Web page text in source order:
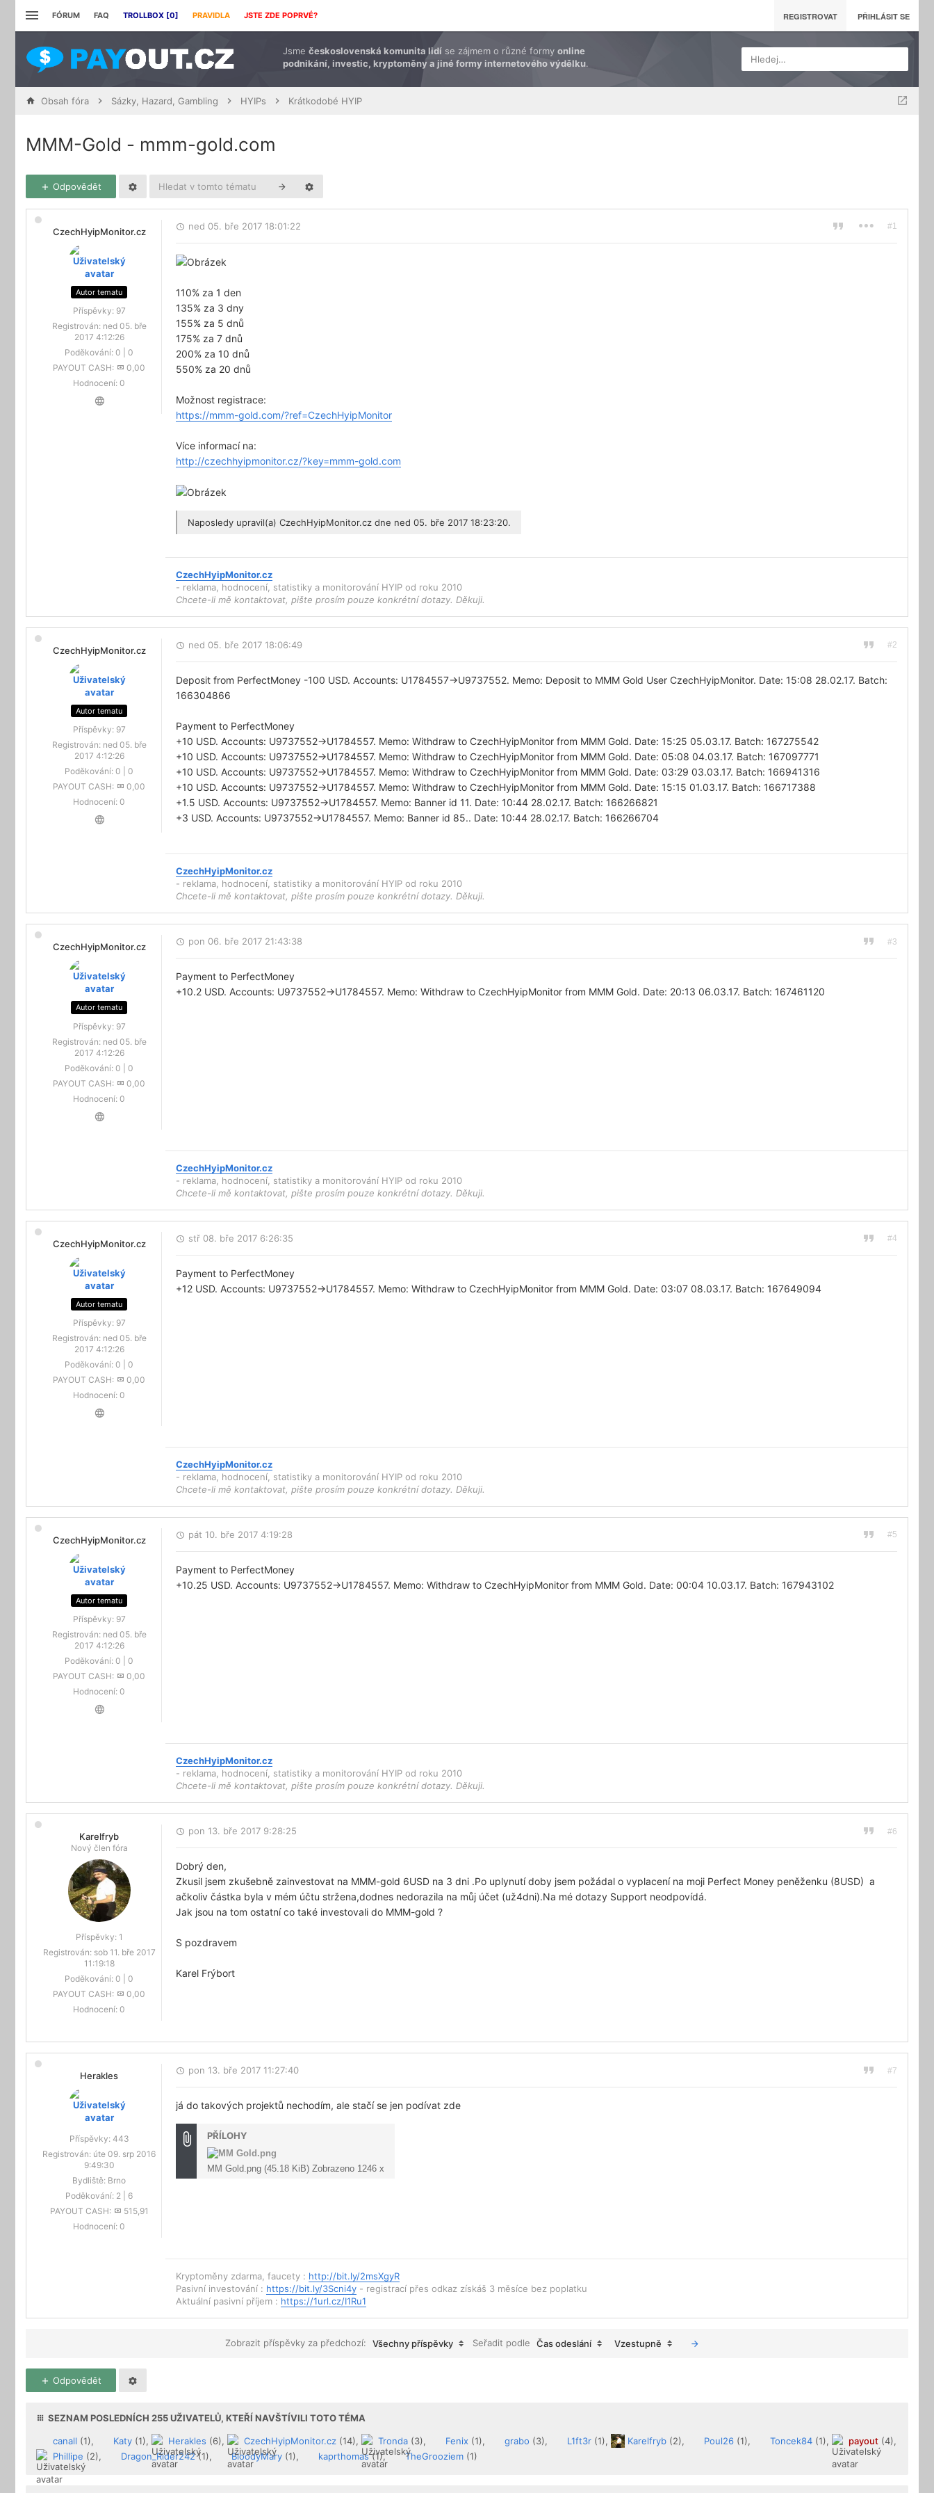
FÓRUM FAQ TROLLBOX [0] PRAVIDLA JSTE ZDE POPRVÉ? REGISTROVAT PŘIHLÁSIT SE
Jsme československá komunita lidí se zájmem o různé formy online
podnikání, investic, kryptoměny a jiné formy internetového výdělku. Hledej…
Obsah fóra Sázky, Hazard, Gambling HYIPs Krátkodobé HYIP
MMM-Gold - mmm-gold.com
Odpovědět
CzechHyipMonitor.cz
Autor tematu
Příspěvky: 97
Registrován: ned 05. bře
2017 4:12:26
Poděkování: 0
0
PAYOUT CASH:
0,00
Hodnocení: 0
#1
ned 05. bře 2017 18:01:22
110% za 1 den
135% za 3 dny
155% za 5 dnů
175% za 7 dnů
200% za 10 dnů
550% za 20 dnů
Možnost registrace:
https://mmm-gold.com/?ref=CzechHyipMonitor
Více informací na:
http://czechhyipmonitor.cz/?key=mmm-gold.com
Naposledy upravil(a) CzechHyipMonitor.cz dne ned 05. bře 2017 18:23:20.
CzechHyipMonitor.cz
- reklama, hodnocení, statistiky a monitorování HYIP od roku 2010
Chcete-li mě kontaktovat, pište prosím pouze konkrétní dotazy. Děkuji.
CzechHyipMonitor.cz
Autor tematu
Příspěvky: 97
Registrován: ned 05. bře
2017 4:12:26
Poděkování: 0
0
PAYOUT CASH:
0,00
Hodnocení: 0
#2
ned 05. bře 2017 18:06:49
Deposit from PerfectMoney -100 USD. Accounts: U1784557->U9737552. Memo: Deposit to MMM Gold User CzechHyipMonitor. Date: 15:08 28.02.17. Batch:
166304866
Payment to PerfectMoney
+10 USD. Accounts: U9737552->U1784557. Memo: Withdraw to CzechHyipMonitor from MMM Gold. Date: 15:25 05.03.17. Batch: 167275542
+10 USD. Accounts: U9737552->U1784557. Memo: Withdraw to CzechHyipMonitor from MMM Gold. Date: 05:08 04.03.17. Batch: 167097771
+10 USD. Accounts: U9737552->U1784557. Memo: Withdraw to CzechHyipMonitor from MMM Gold. Date: 03:29 03.03.17. Batch: 166941316
+10 USD. Accounts: U9737552->U1784557. Memo: Withdraw to CzechHyipMonitor from MMM Gold. Date: 15:15 01.03.17. Batch: 166717388
+1.5 USD. Accounts: U9737552->U1784557. Memo: Banner id 11. Date: 10:44 28.02.17. Batch: 166266821
+3 USD. Accounts: U9737552->U1784557. Memo: Banner id 85.. Date: 10:44 28.02.17. Batch: 166266704
CzechHyipMonitor.cz
- reklama, hodnocení, statistiky a monitorování HYIP od roku 2010
Chcete-li mě kontaktovat, pište prosím pouze konkrétní dotazy. Děkuji.
CzechHyipMonitor.cz
Autor tematu
Příspěvky: 97
Registrován: ned 05. bře
2017 4:12:26
Poděkování: 0
0
PAYOUT CASH:
0,00
Hodnocení: 0
#3
pon 06. bře 2017 21:43:38
Payment to PerfectMoney
+10.2 USD. Accounts: U9737552->U1784557. Memo: Withdraw to CzechHyipMonitor from MMM Gold. Date: 20:13 06.03.17. Batch: 167461120
CzechHyipMonitor.cz
- reklama, hodnocení, statistiky a monitorování HYIP od roku 2010
Chcete-li mě kontaktovat, pište prosím pouze konkrétní dotazy. Děkuji.
CzechHyipMonitor.cz
Autor tematu
Příspěvky: 97
Registrován: ned 05. bře
2017 4:12:26
Poděkování: 0
0
PAYOUT CASH:
0,00
Hodnocení: 0
#4
stř 08. bře 2017 6:26:35
Payment to PerfectMoney
+12 USD. Accounts: U9737552->U1784557. Memo: Withdraw to CzechHyipMonitor from MMM Gold. Date: 03:07 08.03.17. Batch: 167649094
CzechHyipMonitor.cz
- reklama, hodnocení, statistiky a monitorování HYIP od roku 2010
Chcete-li mě kontaktovat, pište prosím pouze konkrétní dotazy. Děkuji.
CzechHyipMonitor.cz
Autor tematu
Příspěvky: 97
Registrován: ned 05. bře
2017 4:12:26
Poděkování: 0
0
PAYOUT CASH:
0,00
Hodnocení: 0
#5
pát 10. bře 2017 4:19:28
Payment to PerfectMoney
+10.25 USD. Accounts: U9737552->U1784557. Memo: Withdraw to CzechHyipMonitor from MMM Gold. Date: 00:04 10.03.17. Batch: 167943102
CzechHyipMonitor.cz
- reklama, hodnocení, statistiky a monitorování HYIP od roku 2010
Chcete-li mě kontaktovat, pište prosím pouze konkrétní dotazy. Děkuji.
Karelfryb
Nový člen fóra
Příspěvky: 1
Registrován: sob 11. bře 2017
11:19:18
Poděkování: 0
0
PAYOUT CASH:
0,00
Hodnocení: 0
#6
pon 13. bře 2017 9:28:25
Dobrý den,
Zkusil jsem zkušebně zainvestovat na MMM-gold 6USD na 3 dni .Po uplynutí doby jsem požádal o vyplacení na moji Perfect Money peněženku (8USD) a
ačkoliv částka byla v mém účtu stržena,dodnes nedorazila na můj účet (už4dni).Na mé dotazy Support neodpovídá.
Jak jsou na tom ostatní co také investovali do MMM-gold ?
S pozdravem
Karel Frýbort
Herakles
Příspěvky: 443
Registrován: úte 09. srp 2016
9:49:30
Bydliště: Brno
Poděkování: 2
6
PAYOUT CASH:
515,91
Hodnocení: 0
#7
pon 13. bře 2017 11:27:40
já do takových projektů nechodím, ale stačí se jen podívat zde
PŘÍLOHY
MM Gold.png (45.18 KiB) Zobrazeno 1246 x
Kryptoměny zdarma, faucety : http://bit.ly/2msXgyR
Pasivní investování : https://bit.ly/3Scni4y - registrací přes odkaz získáš 3 měsíce bez poplatku
Aktuální pasivní příjem : https://1url.cz/I1Ru1
Zobrazit příspěvky za předchozí: Všechny příspěvky Seřadit podle Čas odeslání Vzestupně
Odpovědět
SEZNAM POSLEDNÍCH 255UŽIVATELŮ, KTEŘÍ NAVŠTÍVILI TOTO TÉMA
canall (1), Katy (1), Herakles (6), CzechHyipMonitor.cz (14), Tronda (3), Fenix (1), grabo (3), L1ft3r (1), Karelfryb (2), Poul26 (1), Toncek84 (1), payout (4),
Phillipe (2), Dragon_Rider242(1), BloodyMary (1), kaprthomas(1), TheGrooziem (1)